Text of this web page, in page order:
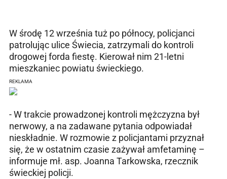
W środę 12 września tuż po północy, policjanci
patrolując ulice Świecia, zatrzymali do kontroli
drogowej forda fiestę. Kierował nim 21-letni
mieszkaniec powiatu świeckiego.
REKLAMA
- W trakcie prowadzonej kontroli mężczyzna był
nerwowy, a na zadawane pytania odpowiadał
nieskładnie. W rozmowie z policjantami przyznał
się, że w ostatnim czasie zażywał amfetaminę –
informuje mł. asp. Joanna Tarkowska, rzecznik
świeckiej policji.